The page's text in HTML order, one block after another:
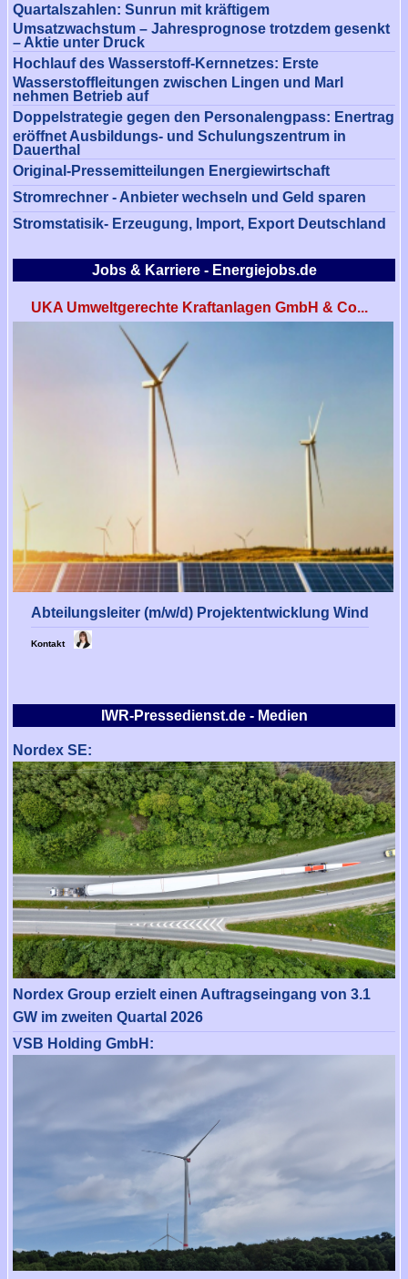
Quartalszahlen: Sunrun mit kräftigem
Umsatzwachstum – Jahresprognose trotzdem gesenkt
– Aktie unter Druck
Hochlauf des Wasserstoff-Kernnetzes: Erste
Wasserstoffleitungen zwischen Lingen und Marl
nehmen Betrieb auf
Doppelstrategie gegen den Personalengpass: Enertrag
eröffnet Ausbildungs- und Schulungszentrum in
Dauerthal
Original-Pressemitteilungen Energiewirtschaft
Stromrechner - Anbieter wechseln und Geld sparen
Stromstatisik- Erzeugung, Import, Export Deutschland
Jobs & Karriere - Energiejobs.de
UKA Umweltgerechte Kraftanlagen GmbH & Co...
Abteilungsleiter (m/w/d) Projektentwicklung Wind
Kontakt
IWR-Pressedienst.de - Medien
Nordex SE:
Nordex Group erzielt einen Auftragseingang von 3.1
GW im zweiten Quartal 2026
VSB Holding GmbH: